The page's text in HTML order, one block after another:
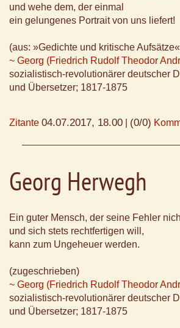
und wehe dem, der einmal
ein gelungenes Portrait von uns liefert!
(aus: »Gedichte und kritische
~ Georg (Friedrich Rudolf Theodor
sozialistisch-revolutionärer deutscher
und Übersetzer; 1817-1875
Zitante 04.07.2017, 18.00 (0/0)
Georg Herwegh
Ein guter Mensch, der seine Fehler
und sich stets rechtfertigen will,
kann zum Ungeheuer werden.
(zugeschrieben)
~ Georg (Friedrich Rudolf Theodor
sozialistisch-revolutionärer deutscher
und Übersetzer; 1817-1875